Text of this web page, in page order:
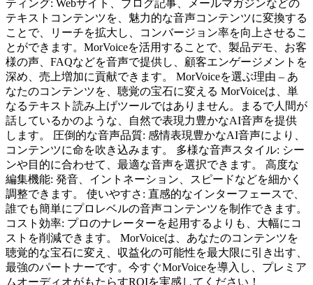
ティング: Webサイト、ブログ記事、メールマガジンなどの
テキストコンテンツを、魅力的な音声コンテンツに変換する
ことで、リーチを拡大し、コンバージョン率を向上させるこ
とができます。MorVoiceを活用することで、製品デモ、お客
様の声、FAQなどを音声で提供し、顧客エンゲージメントを
深め、売上増加に貢献できます。 MorVoiceを選ぶ理由 – あ
なたのコンテンツを、聴覚の宝石に変える MorVoiceは、単
なるテキスト読み上げツールではありません。まるで人間が
話しているかのような、自然で表現力豊かなAI音声を提供
します。 圧倒的な音声品質: 感情表現豊かなAI音声により、
コンテンツに命を吹き込みます。 多様な音声スタイル: シー
ンや目的に合わせて、最適な音声を選択できます。 高度な
編集機能: 発音、イントネーション、スピードなどを細かく
調整できます。 使いやすさ: 直感的なインターフェースで、
誰でも簡単にプロレベルの音声コンテンツを制作できます。
コスト効率: プロのナレーターを起用するよりも、大幅にコ
ストを削減できます。 MorVoiceは、あなたのコンテンツを
聴覚的な宝石に変え、収益化の可能性を最大限に引き出す、
最強のパートナーです。今すぐMorVoiceを導入し、プレミア
ムオーディオがもたらすROIを実感してください！